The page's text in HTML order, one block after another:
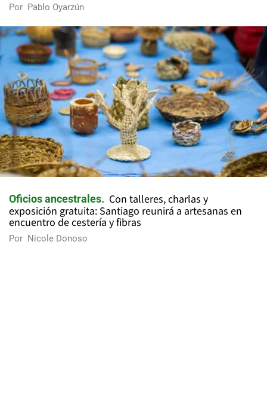
Por Pablo Oyarzún
Oficios ancestrales
Con talleres, charlas y
exposición gratuita: Santiago reunirá a artesanas en
encuentro de cestería y fibras
Por Nicole Donoso